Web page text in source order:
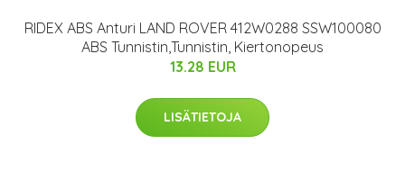
RIDEX ABS Anturi LAND ROVER 412W0288 SSW100080
ABS Tunnistin,Tunnistin, Kiertonopeus
13.28 EUR
LISÄTIETOJA